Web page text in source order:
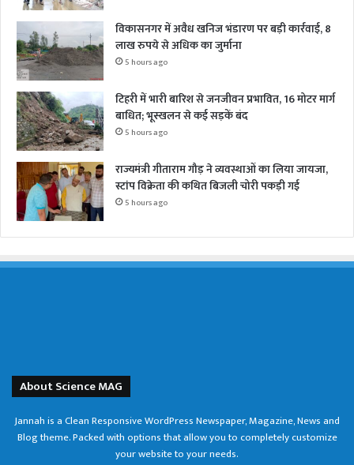
विकासनगर में अवैध खनिज भंडारण पर बड़ी कार्रवाई, 8
लाख रुपये से अधिक का जुर्माना
5 hours ago
टिहरी में भारी बारिश से जनजीवन प्रभावित, 16 मोटर मार्ग
बाधित; भूस्खलन से कई सड़कें बंद
5 hours ago
राज्यमंत्री गीताराम गौड़ ने व्यवस्थाओं का लिया जायजा,
स्टांप विक्रेता की कथित बिजली चोरी पकड़ी गई
5 hours ago
About Science MAG
Jannah is a Clean Responsive WordPress Newspaper, Magazine, News and
Blog theme. Packed with options that allow you to completely customize
your website to your needs.